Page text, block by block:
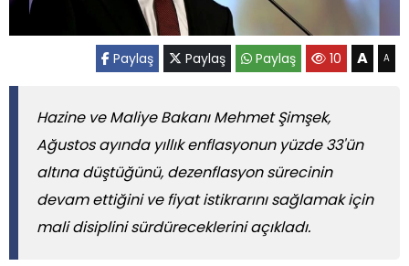
Paylaş Paylaş Paylaş 10 A A
Hazine ve Maliye Bakanı Mehmet Şimşek,
Ağustos ayında yıllık enflasyonun yüzde 33'ün
altına düştüğünü, dezenflasyon sürecinin
devam ettiğini ve fiyat istikrarını sağlamak için
mali disiplini sürdüreceklerini açıkladı.